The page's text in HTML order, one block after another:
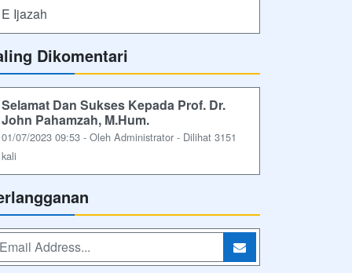
E Ijazah
Dikomentari
Selamat Dan Sukses Kepada Prof. Dr.
John Pahamzah, M.Hum.
01/07/2023 09:53 - Oleh Administrator - Dilihat 3151
kali